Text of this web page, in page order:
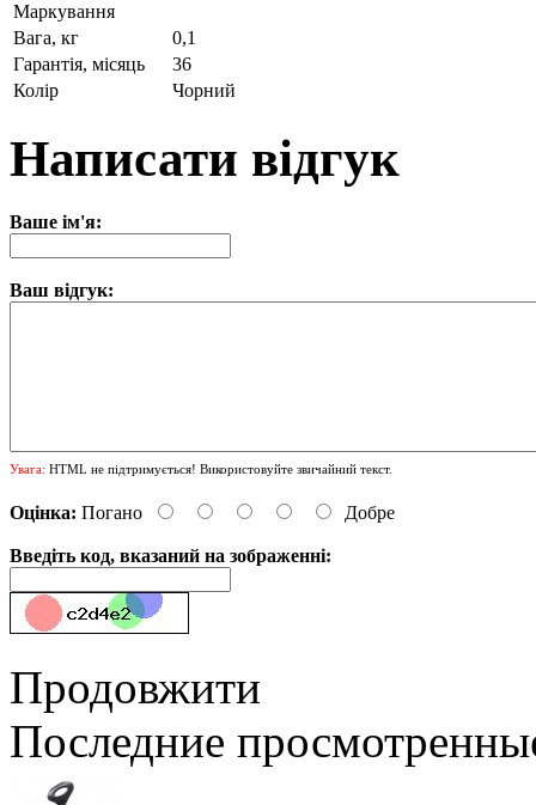
Маркування
Вага, кг
0,1
Гарантія, місяць
36
Колір
Чорний
Написати відгук
Ваше ім'я:
Ваш відгук:
Увага: HTML не підтримується! Використовуйте звичайний текст.
Оцінка: Погано Добре
Введіть код, вказаний на зображенні:
Продовжити
Последние